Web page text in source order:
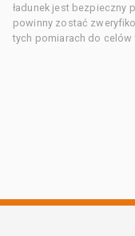
ładunek jest bezpieczny
powinny zostać
tych pomiarach do celów